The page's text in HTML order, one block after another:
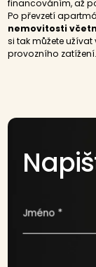
financováním, až
Po převzetí
nemovitosti
si tak můžete
provozního zatížení.
Jméno *